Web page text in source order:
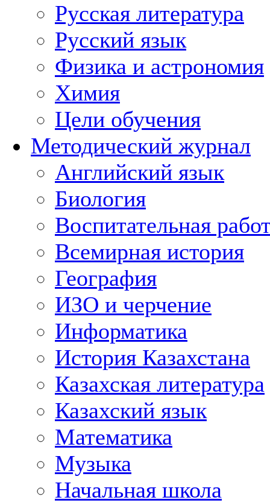
Русская литература
Русский язык
Физика и астрономия
Химия
Цели обучения
Методический журнал
Английский язык
Биология
Воспитательная
Всемирная история
География
ИЗО и черчение
Информатика
История Казахстана
Казахская литература
Казахский язык
Математика
Музыка
Начальная школа